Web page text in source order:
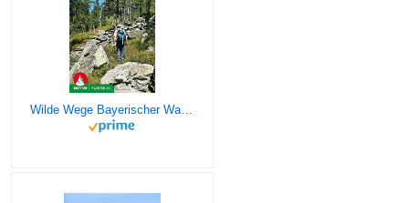
Wilde Wege Bayerischer Wald: 50 Touren mit GPS-Tracks (Rother Wanderbuch)